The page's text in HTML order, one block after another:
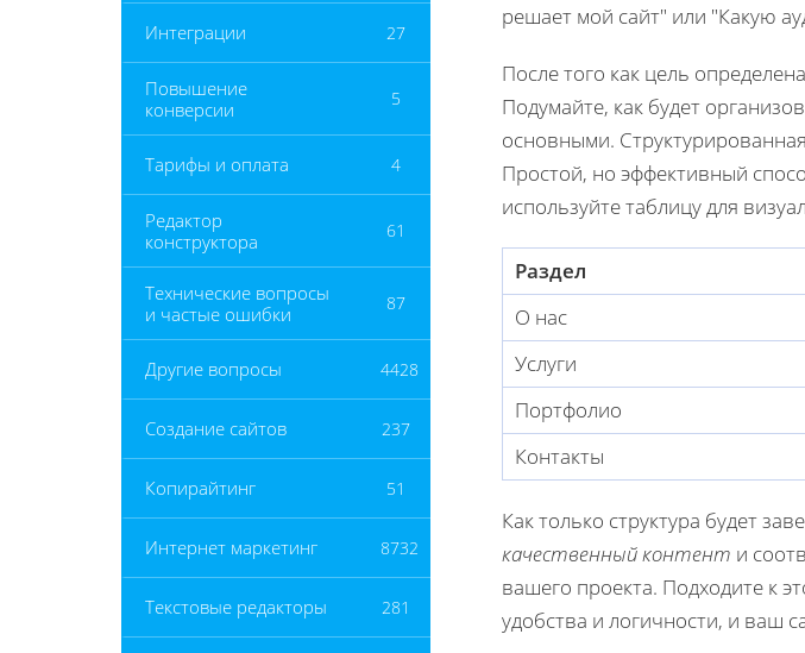
Интеграции 27
Повышение
конверсии
5
Тарифы и оплата 4
Редактор
конструктора
61
Технические вопросы
и частые ошибки
87
Другие вопросы 4428
Создание сайтов 237
Копирайтинг 51
Интернет маркетинг 8732
Текстовые редакторы 281
решает мой сайт" или "Какую
После того как цель
Подумайте, как будет
основными.
Простой, но эффективный
используйте таблицу для
Раздел
О нас
Услуги
Портфолио
Контакты
Как только структура будет
качественный контент и
вашего проекта. Подходите к
удобства и логичности, и ваш